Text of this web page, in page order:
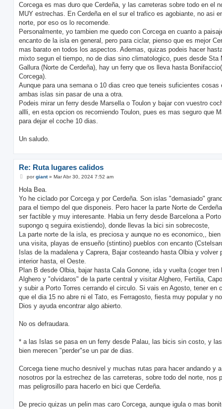
a
j
Corcega es mas duro que Cerdeña, y las carreteras sobre todo en el
MUY estrechas. En Cerdeña en el sur el trafico es agobiante, no asi
norte, por eso os lo recomende.
Personalmente, yo tambien me quedo con Corcega en cuanto a
encanto de la isla en general, pero para ciclar, pienso que es mejor
mas barato en todos los aspectos. Ademas, quizas podeis hacer
mixto segun el tiempo, no de dias sino climatologico, pues desde Sta
Gallura (Norte de Cerdeña), hay un ferry que os lleva hasta
Corcega).
Aunque para una semana o 10 dias creo que teneis suficientes cosas
ambas islas sin pasar de una a otra.
Podeis mirar un ferry desde Marsella o Toulon y bajar con vuestro
allli, en esta opcion os recomiendo Toulon, pues es mas seguro que
para dejar el coche 10 dias.
Un saludo.
Re: Ruta lugares calidos
M
n
a
j
porgiant» Mar Abr 30, 2024 7:52 am
Hola Bea.
Yo he ciclado por Corcega y por Cerdeña. Son islas "demasiado"
para el tiempo del que disponeis. Pero hacer la parte Norte de
ser factible y muy interesante. Habia un ferry desde Barcelona a Porto
supongo q seguira existiendo), donde llevas la bici sin sobrecoste,
La parte norte de la isla, es preciosa y aunque no es economico,,
una visita, playas de ensueño (stintino) pueblos con encanto
Islas de la madalena y Caprera, Bajar costeando hasta Olbia y volver
interior hasta, el Oeste.
Plan B desde Olbia, bajar hasta Cala Gonone, ida y vuelta (coger tren
Alghero y "olvidaros" de la parte central y visitar Alghero, Fertilia,
y subir a Porto Torres cerrando el circulo. Si vais en Agosto, tener en
que el dia 15 no abre ni el Tato, es Ferragosto, fiesta muy popular y
Dios y ayuda encontrar algo abierto.
No os defraudara.
* a las Islas se pasa en un ferry desde Palau, las bicis sin costo, y
bien merecen "perder"se un par de dias.
Corcega tiene mucho desnivel y muchas rutas para hacer andando y a
nosotros por la estrechez de las carreteras, sobre todo del norte, nos
mas peligrosillo para hacerlo en bici que Cerdeña.
De precio quizas un pelin mas caro Corcega, aunque igula o mas